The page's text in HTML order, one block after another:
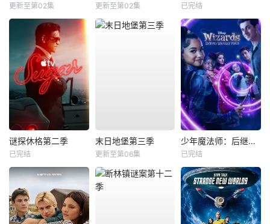
更新至第02集 更新至第02集 已完结
谜探休格第二季
已完结
末日地堡第三季
更新至第06集
少年魔法师：后继者第三季
已完结